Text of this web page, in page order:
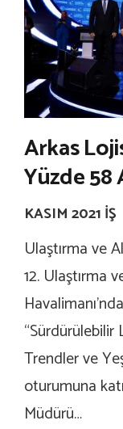
Arkas
Yüzde 58
KASIM 2021 İŞ
Ulaştırma ve
12. Ulaştırma
Trendler ve
oturumuna
Müdürü…